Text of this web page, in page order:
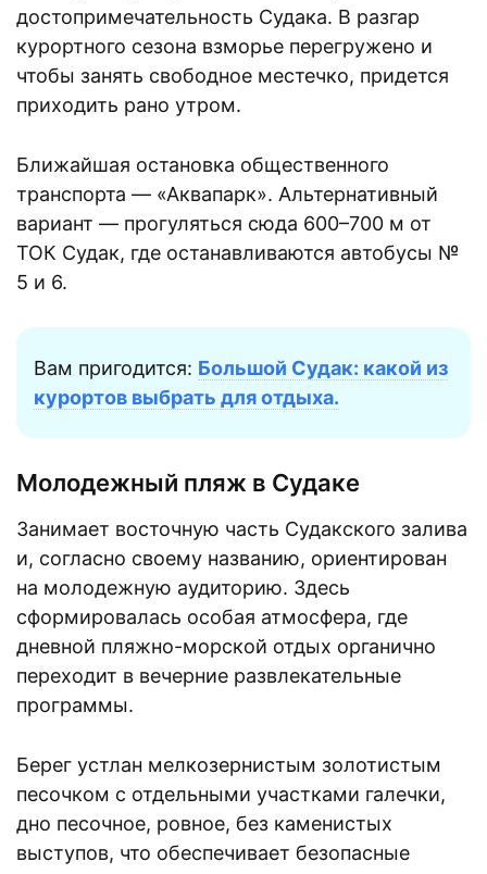
достопримечательность Судака. В разгар
курортного сезона взморье перегружено и
чтобы занять свободное местечко, придется
приходить рано утром.
Ближайшая остановка общественного
транспорта — «Аквапарк». Альтернативный
вариант — прогуляться сюда 600–700 м от
ТОК Судак, где останавливаются автобусы №
5 и 6.
Вам пригодится: Большой Судак: какой из
курортов выбрать для отдыха.
Молодежный пляж в Судаке
Занимает восточную часть Судакского залива
и, согласно своему названию, ориентирован
на молодежную аудиторию. Здесь
сформировалась особая атмосфера, где
дневной пляжно-морской отдых органично
переходит в вечерние развлекательные
программы.
Берег устлан мелкозернистым золотистым
песочком с отдельными участками галечки,
дно песочное, ровное, без каменистых
выступов, что обеспечивает безопасные